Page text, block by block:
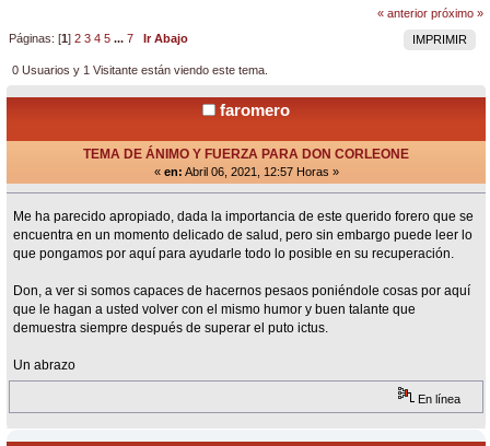
« anterior próximo »
IMPRIMIR
Páginas: [1]2 3 4 5 ...7 Ir Abajo
0 Usuarios y 1 Visitante están viendo este tema.
faromero
TEMA DE ÁNIMO Y FUERZA PARA DON CORLEONE
« en: Abril 06, 2021, 12:57 Horas »
Me ha parecido apropiado, dada la importancia de este querido forero que se
encuentra en un momento delicado de salud, pero sin embargo puede leer lo
que pongamos por aquí para ayudarle todo lo posible en su recuperación.
Don, a ver si somos capaces de hacernos pesaos poniéndole cosas por aquí
que le hagan a usted volver con el mismo humor y buen talante que
demuestra siempre después de superar el puto ictus.
Un abrazo
En línea